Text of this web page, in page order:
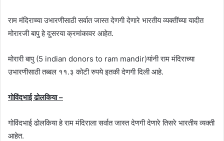
राम मंदिराच्या उभारणीसाठी सर्वात जास्त देणगी देणारे भारतीय व्यक्तींच्या यादीत
मोरारजी बापु हे दुसरया क्रमांकावर आहेत.
मोरारी बापु (5 indian donors to ram mandir)यांनी राम मंदिराच्या
उभारणीसाठी तब्बल ११.३ कोटी रुपये इतकी देणगी दिली आहे.
गोविंदभाई ढोलकिया –
गोविंदभाई ढोलकिया हे राम मंदिराला सर्वात जास्त देणगी देणारे तिसरे भारतीय व्यक्ती
आहेत.